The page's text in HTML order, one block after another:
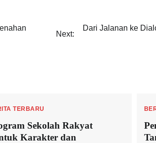
Next:
Dari Jalanan ke
TERBARU
Sekolah Rakyat
Karakter dan